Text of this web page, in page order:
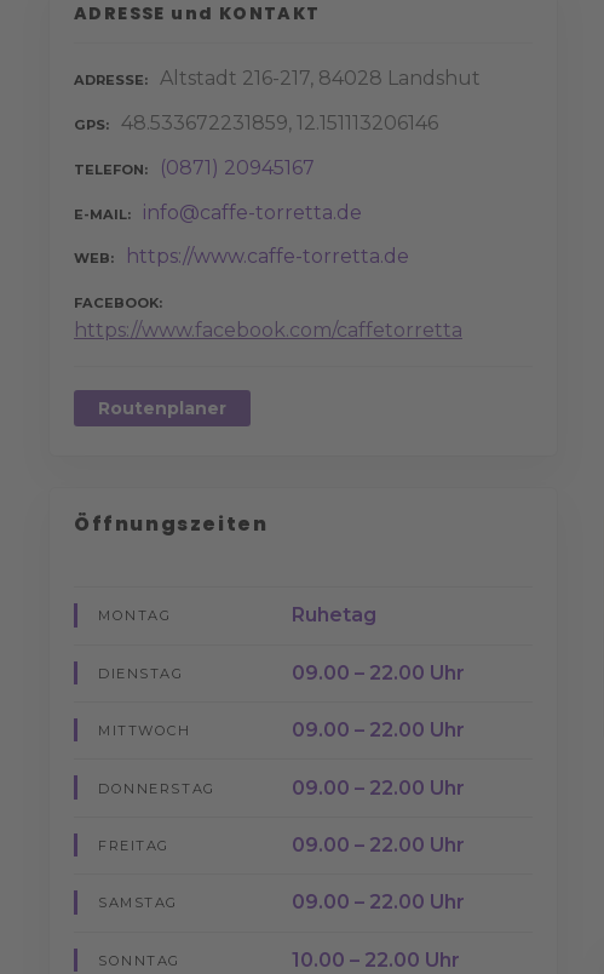
ADRESSE und KONTAKT
ADRESSE Altstadt 216-217, 84028 Landshut
GPS 48.533672231859, 12.151113206146
TELEFON (0871) 20945167
E-MAIL info@caffe-torretta.de
WEB https://www.caffe-torretta.de
FACEBOOK
https://www.facebook.com/caffetorretta
Routenplaner
Öffnungszeiten
MONTAG Ruhetag
DIENSTAG 09.00 – 22.00 Uhr
MITTWOCH 09.00 – 22.00 Uhr
DONNERSTAG 09.00 – 22.00 Uhr
FREITAG 09.00 – 22.00 Uhr
SAMSTAG 09.00 – 22.00 Uhr
SONNTAG 10.00 – 22.00 Uhr